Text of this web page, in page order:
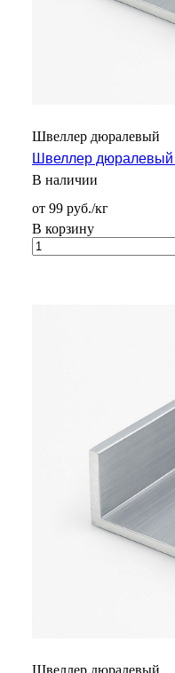
Швеллер дюралевый
Швеллер
В наличии
от 99 руб./кг
В корзину
Швеллер дюралевый